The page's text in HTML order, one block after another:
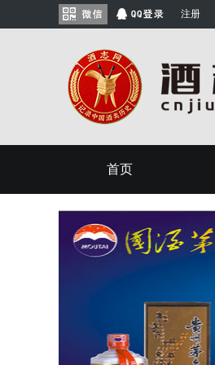
注册
首页